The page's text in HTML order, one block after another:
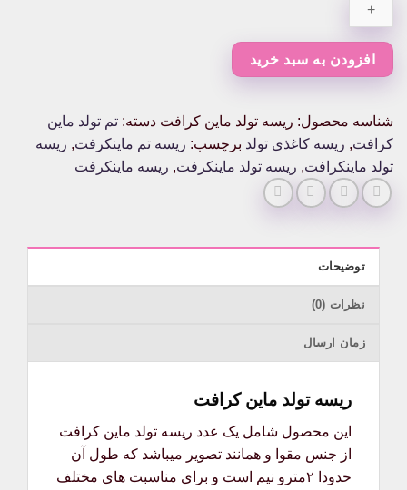
کرافت
افزودن به سبد خرید
شناسه محصول: ریسه تولد ماین کرافت دسته: تم تولد ماین
کرافت, ریسه کاغذی تولد برچسب: ریسه تم ماینکرفت, ریسه
تولد ماینکرافت, ریسه تولد ماینکرفت, ریسه ماینکرفت
توضیحات
نظرات (0)
زمان ارسال
ریسه تولد ماین کرافت
این محصول شامل یک عدد ریسه تولد ماین کرافت
از جنس مقوا و همانند تصویر میباشد که طول آن
حدودا ۲مترو نیم است و برای مناسبت های مختلف